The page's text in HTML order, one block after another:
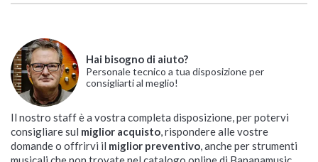
Hai bisogno di aiuto?
Personale tecnico a tua disposizione per
consigliarti al meglio!
Il nostro staff è a vostra completa disposizione, per potervi
consigliare sul miglior acquisto , rispondere alle vostre
domande o offrirvi il miglior preventivo , anche per strumenti